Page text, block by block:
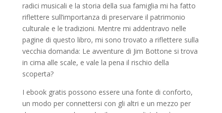
radici musicali e la storia della sua famiglia mi ha fatto
riflettere sull’importanza di preservare il patrimonio
culturale e le tradizioni. Mentre mi addentravo nelle
pagine di questo libro, mi sono trovato a riflettere sulla
vecchia domanda: Le avventure di Jim Bottone si trova
in cima alle scale, e vale la pena il rischio della
scoperta?
I ebook gratis possono essere una fonte di conforto,
un modo per connettersi con gli altri e un mezzo per